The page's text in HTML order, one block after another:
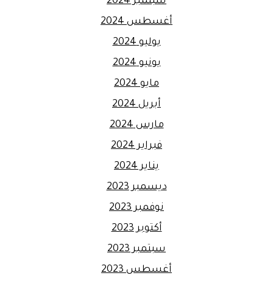
أغسطس 2024
يوليو 2024
يونيو 2024
مايو 2024
أبريل 2024
مارس 2024
فبراير 2024
يناير 2024
ديسمبر 2023
نوفمبر 2023
أكتوبر 2023
سبتمبر 2023
أغسطس 2023